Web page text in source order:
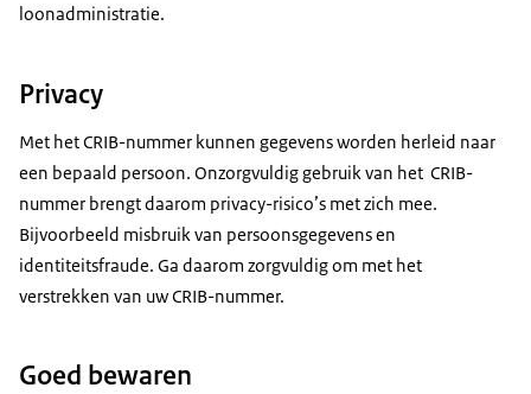
loonadministratie.
Privacy
Met het CRIB-nummer kunnen gegevens worden herleid naar
een bepaald persoon. Onzorgvuldig gebruik van het CRIB-
nummer brengt daarom privacy-risico’s met zich mee.
Bijvoorbeeld misbruik van persoonsgegevens en
identiteitsfraude. Ga daarom zorgvuldig om met het
verstrekken van uw CRIB-nummer.
Goed bewaren